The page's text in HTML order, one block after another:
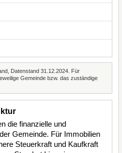
Datenstand 31.12.2024. Für
Gemeinde bzw. das zuständige
die finanzielle und
Gemeinde. Für Immobilien
Steuerkraft und Kaufkraft